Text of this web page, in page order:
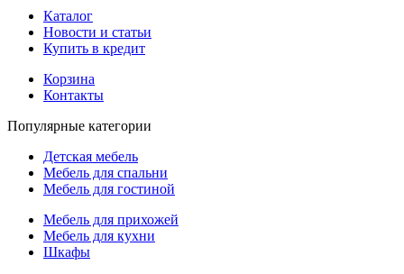
Каталог
Новости и статьи
Купить в кредит
Корзина
Контакты
Популярные категории
Детская мебель
Мебель для спальни
Мебель для гостиной
Мебель для прихожей
Мебель для кухни
Шкафы